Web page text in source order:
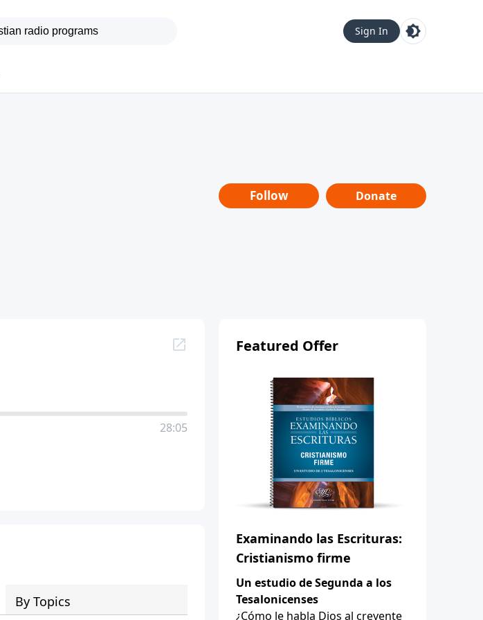
Sign In
Follow Donate
28:05
By Topics
Featured Offer
Examinando las Escrituras:
Cristianismo firme
Un estudio de Segunda a los
Tesalonicenses
¿Cómo le habla Dios al creyente